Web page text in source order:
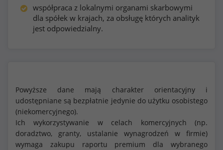
współpraca z lokalnymi organami skarbowymi
dla spółek w krajach, za obsługę których analityk
jest odpowiedzialny.
Powyższe dane mają charakter orientacyjny i
udostępniane są bezpłatnie jedynie do użytku osobistego
(niekomercyjnego).
Ich wykorzystywanie w celach komercyjnych (np.
doradztwo, granty, ustalanie wynagrodzeń w firmie)
wymaga zakupu raportu premium dla wybranego